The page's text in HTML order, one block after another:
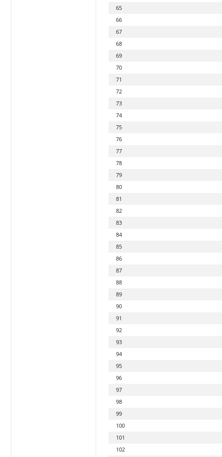
65
66
67
68
69
70
71
72
73
74
75
76
77
78
79
80
81
82
83
84
85
86
87
88
89
90
91
92
93
94
95
96
97
98
99
100
101
102